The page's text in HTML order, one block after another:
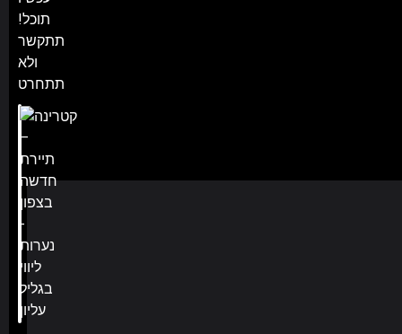
תוכל!
תתקשר
ולא
תתחרט